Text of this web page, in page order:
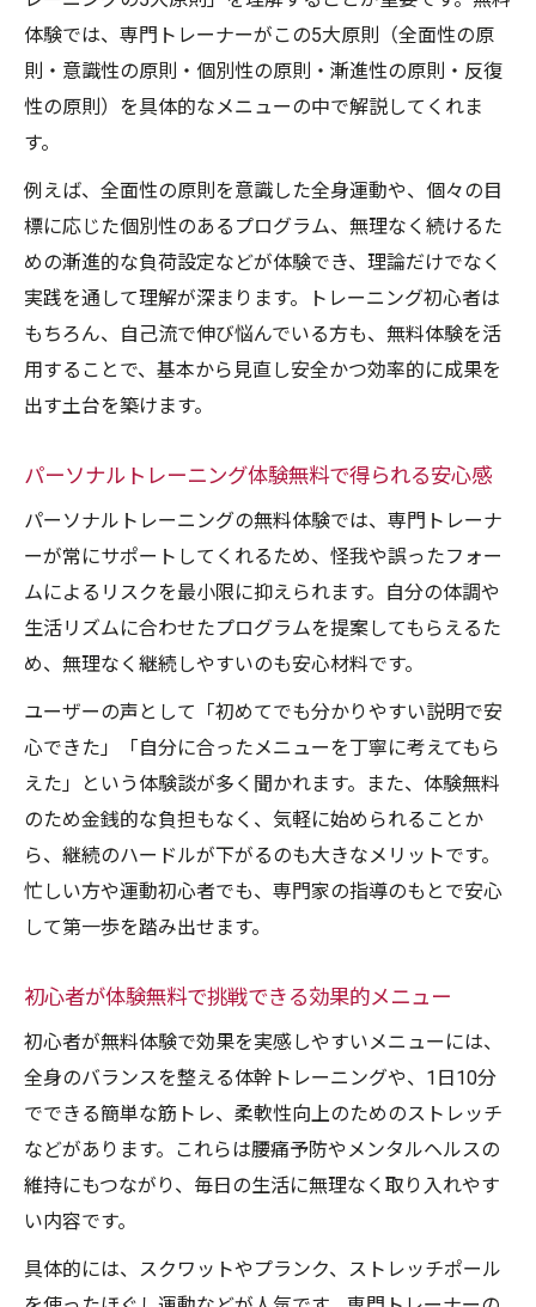
パーソナルトレーニング体験無料で体幹強
化を実感
体験無料のトレーニングでメンタルケアを
ぎっくり腰予防に役立つ体験無料パーソナ
ルトレーニング
筋トレとうつ予防を体験無料で両立するコ
ツ
継続しやすい体験無料トレーニング習慣の
作り方
自分に合う運動習慣を体験無料で見つけるコツ
体験無料で見つける自分に合うスポーツト
パーソナルトレーニング体験無料で運動習
慣化を実践
体験無料で身体能力を上げるトレーニング
の選び方
ート
体験では、専門トレーナーがこの5大原則（全面性の原
則・意識性の原則・個別性の原則・漸進性の原則・反復
性の原則）を具体的なメニューの中で解説してくれま
す。
例えば、全面性の原則を意識した全身運動や、個々の目
標に応じた個別性のあるプログラム、無理なく続けるた
めの漸進的な負荷設定などが体験でき、理論だけでなく
実践を通して理解が深まります。トレーニング初心者は
もちろん、自己流で伸び悩んでいる方も、無料体験を活
用することで、基本から見直し安全かつ効率的に成果を
出す土台を築けます。
パーソナルトレーニング体験無料で得られる安心感
パーソナルトレーニングの無料体験では、専門トレーナ
ーが常にサポートしてくれるため、怪我や誤ったフォー
ムによるリスクを最小限に抑えられます。自分の体調や
生活リズムに合わせたプログラムを提案してもらえるた
め、無理なく継続しやすいのも安心材料です。
ユーザーの声として「初めてでも分かりやすい説明で安
心できた」「自分に合ったメニューを丁寧に考えてもら
えた」という体験談が多く聞かれます。また、体験無料
のため金銭的な負担もなく、気軽に始められることか
ら、継続のハードルが下がるのも大きなメリットです。
忙しい方や運動初心者でも、専門家の指導のもとで安心
して第一歩を踏み出せます。
初心者が体験無料で挑戦できる効果的メニュー
初心者が無料体験で効果を実感しやすいメニューには、
全身のバランスを整える体幹トレーニングや、1日10分
でできる簡単な筋トレ、柔軟性向上のためのストレッチ
などがあります。これらは腰痛予防やメンタルヘルスの
維持にもつながり、毎日の生活に無理なく取り入れやす
い内容です。
具体的には、スクワットやプランク、ストレッチポール